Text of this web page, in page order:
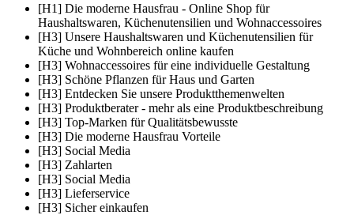
[H1] Die moderne Hausfrau - Online Shop für
Haushaltswaren, Küchenutensilien und Wohnaccessoires
[H3] Unsere Haushaltswaren und Küchenutensilien für
Küche und Wohnbereich online kaufen
[H3] Wohnaccessoires für eine individuelle Gestaltung
[H3] Schöne Pflanzen für Haus und Garten
[H3] Entdecken Sie unsere Produktthemenwelten
[H3] Produktberater - mehr als eine Produktbeschreibung
[H3] Top-Marken für Qualitätsbewusste
[H3] Die moderne Hausfrau Vorteile
[H3] Social Media
[H3] Zahlarten
[H3] Social Media
[H3] Lieferservice
[H3] Sicher einkaufen